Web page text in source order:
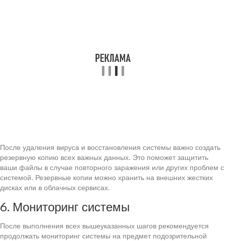
После удаления вируса и восстановления системы важно создать
резервную копию всех важных данных. Это поможет защитить
ваши файлы в случае повторного заражения или других проблем с
системой. Резервные копии можно хранить на внешних жестких
дисках или в облачных сервисах.
6. Мониторинг системы
После выполнения всех вышеуказанных шагов рекомендуется
продолжать мониторинг системы на предмет подозрительной